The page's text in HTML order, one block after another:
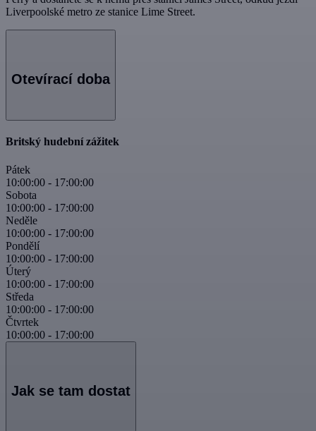
Liverpoolské metro ze stanice Lime Street.
Otevírací doba
Britský hudební zážitek
Pátek
10:00:00 - 17:00:00
Sobota
10:00:00 - 17:00:00
Neděle
10:00:00 - 17:00:00
Pondělí
10:00:00 - 17:00:00
Úterý
10:00:00 - 17:00:00
Středa
10:00:00 - 17:00:00
Čtvrtek
10:00:00 - 17:00:00
Jak se tam dostat